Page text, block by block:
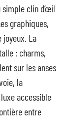
clin d’œil
graphiques,
La
: charms,
sur les anses
la
accessible
entre